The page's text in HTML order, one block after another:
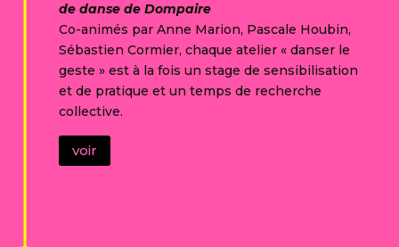
de danse de Dompaire
Co-animés par Anne Marion, Pascale Houbin,
Sébastien Cormier, chaque atelier « danser le
geste » est à la fois un stage de sensibilisation
et de pratique et un temps de recherche
collective.
voir